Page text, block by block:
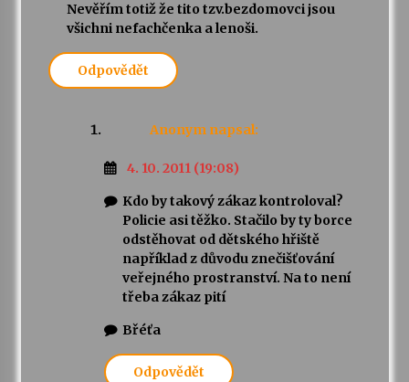
Nevěřím totiž že tito tzv.bezdomovci jsou
všichni nefachčenka a lenoši.
Odpovědět
Anonym napsal:
4. 10. 2011 (19:08)
Kdo by takový zákaz kontroloval?
Policie asi těžko. Stačilo by ty borce
odstěhovat od dětského hřiště
například z důvodu znečišťování
veřejného prostranství. Na to není
třeba zákaz pití
Břéťa
Odpovědět